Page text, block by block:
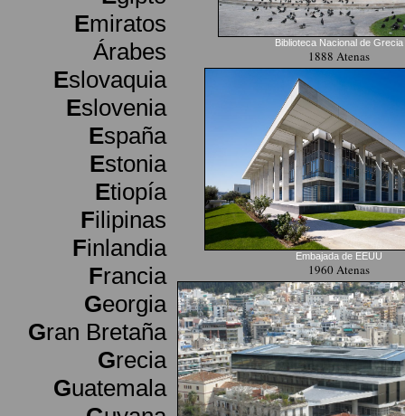
Emiratos
Árabes
Eslovaquia
Eslovenia
España
Estonia
Etiopía
Filipinas
Finlandia
Francia
Georgia
Gran Bretaña
Grecia
Guatemala
Biblioteca Nacional de Grecia
1888 Atenas
Embajada de EEUU
1960 Atenas